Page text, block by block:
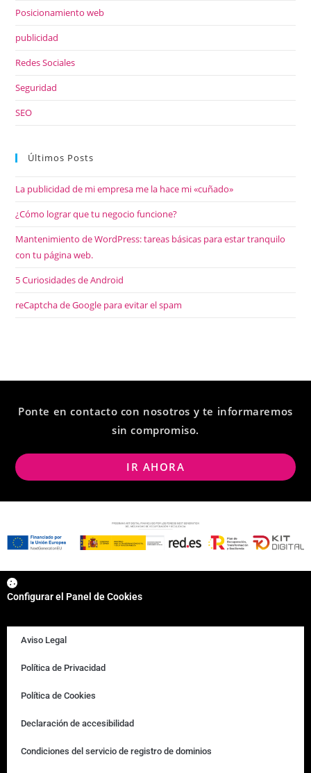
Posicionamiento web
publicidad
Redes Sociales
Seguridad
SEO
Últimos Posts
La publicidad de mi empresa me la hace mi «cuñado»
¿Cómo lograr que tu negocio funcione?
Mantenimiento de WordPress: tareas básicas para estar tranquilo
con tu página web.
5 Curiosidades de Android
reCaptcha de Google para evitar el spam
Ponte en contacto con nosotros y te informaremos
sin compromiso.
IR AHORA
Configurar el Panel de Cookies
Aviso Legal
Política de Privacidad
Política de Cookies
Declaración de accesibilidad
Condiciones del servicio de registro de dominios